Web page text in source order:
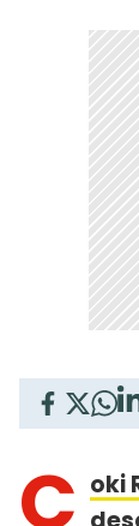
C oki